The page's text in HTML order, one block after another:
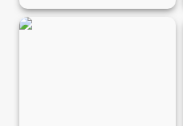
Ταξίδι στο Μιλάνο → 5